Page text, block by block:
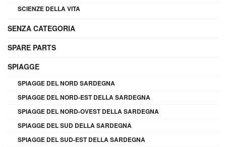
SCIENZE DELLA VITA
SENZA CATEGORIA
SPARE PARTS
SPIAGGE
SPIAGGE DEL NORD SARDEGNA
SPIAGGE DEL NORD-EST DELLA SARDEGNA
SPIAGGE DEL NORD-OVEST DELLA SARDEGNA
SPIAGGE DEL SUD DELLA SARDEGNA
SPIAGGE DEL SUD-EST DELLA SARDEGNA